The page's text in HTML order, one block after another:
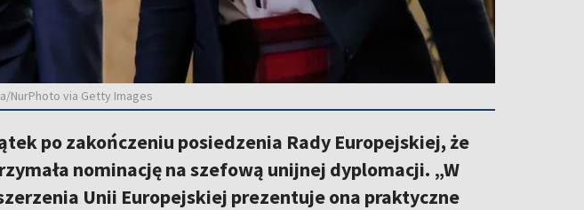
NurPhoto via Getty Images
po zakończeniu posiedzenia Rady Europejskiej, że
nominację na szefową unijnej dyplomacji. „W
Unii Europejskiej prezentuje ona praktyczne